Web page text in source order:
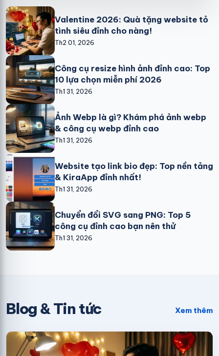
Valentine 2026: Quà tặng website tỏ
tình siêu đỉnh cho nàng!
Th2 01, 2026
Công cụ resize hình ảnh đỉnh cao: Top
10 lựa chọn miễn phí 2026
Th1 31, 2026
Ảnh Webp là gì? Khám phá ảnh webp
& công cụ webp đỉnh cao
Th1 31, 2026
Website tạo link bio đẹp: Top nền tảng
& KiraApp đỉnh nhất!
Th1 31, 2026
Chuyển đổi SVG sang PNG: Top 5
công cụ đỉnh cao bạn nên thử
Th1 31, 2026
Blog & Tin tức Xem thêm